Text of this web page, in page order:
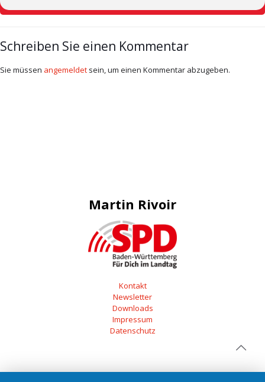
Schreiben Sie einen Kommentar
Sie müssen angemeldet sein, um einen Kommentar abzugeben.
Martin Rivoir
Kontakt
Newsletter
Downloads
Impressum
Datenschutz